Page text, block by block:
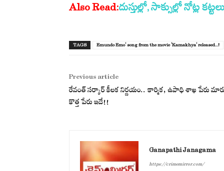
Also Read:దుస్తుల్లో, సాక్సుల్లో
TAGS Emundo Emo' song from the movie 'Kamakhya' released...!
Previous article
రేవంత్ సర్కార్ కీలక నిర్ణయం.. కార్మిక, ఉపాధి శాఖ పేరు
కొత్త పేరు ఇదే!!
Ganapathi Janagama
https://crimemirror.com/